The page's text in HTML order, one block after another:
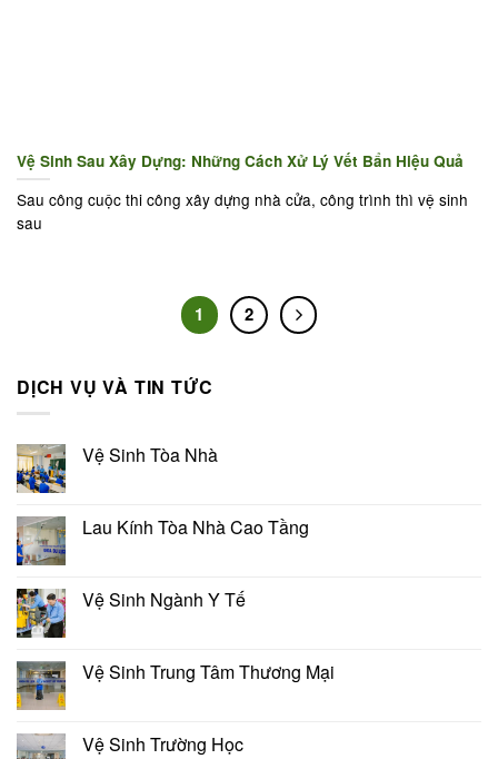
Vệ Sinh Sau Xây Dựng: Những Cách Xử Lý Vết Bẩn Hiệu Quả
Sau công cuộc thi công xây dựng nhà cửa, công trình thì vệ sinh
sau
1 2
DỊCH VỤ VÀ TIN TỨC
Vệ Sinh Tòa Nhà
Lau Kính Tòa Nhà Cao Tầng
Vệ Sinh Ngành Y Tế
Vệ Sinh Trung Tâm Thương Mại
Vệ Sinh Trường Học